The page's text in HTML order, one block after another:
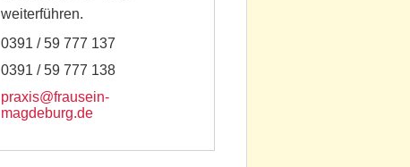
weiterführen.
0391 / 59 777 137
0391 / 59 777 138
praxis@frausein-
magdeburg.de